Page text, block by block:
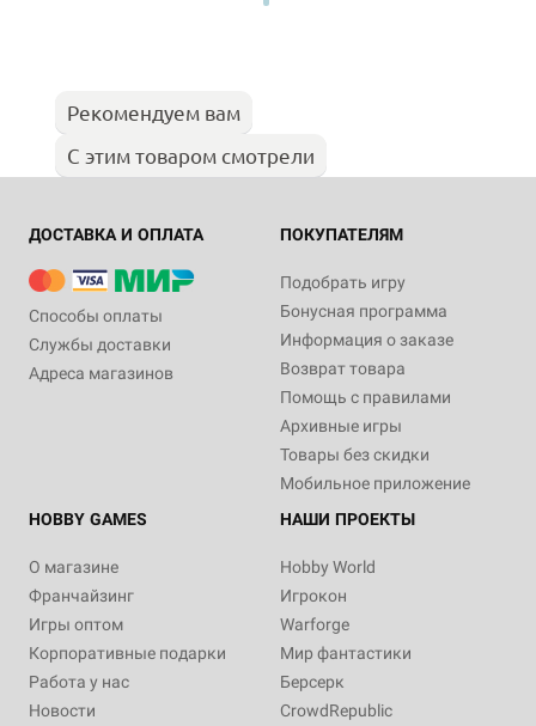
Рекомендуем вам
С этим товаром смотрели
ДОСТАВКА И ОПЛАТА
Способы оплаты
Службы доставки
Адреса магазинов
ПОКУПАТЕЛЯМ
Подобрать игру
Бонусная программа
Информация о заказе
Возврат товара
Помощь с правилами
Архивные игры
Товары без скидки
Мобильное приложение
HOBBY GAMES
О магазине
Франчайзинг
Игры оптом
Корпоративные подарки
Работа у нас
Новости
НАШИ ПРОЕКТЫ
Hobby World
Игрокон
Warforge
Мир фантастики
Берсерк
CrowdRepublic